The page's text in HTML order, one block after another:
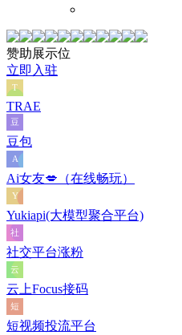
赞助展示位
立即入驻
TRAE
豆包
Ai女友💋（在线畅玩）
Yukiapi(大模型聚合平台)
社交平台涨粉
云上Focus接码
短视频投流平台